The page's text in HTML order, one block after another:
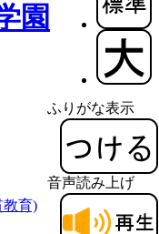
ふりがな表示
音声読み上げ
園
育)